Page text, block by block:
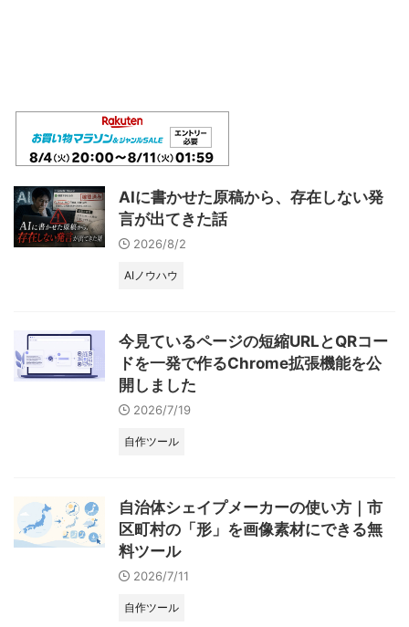
AIに書かせた原稿から、存在しない発
言が出てきた話
2026/8/2
AIノウハウ
今見ているページの短縮URLとQRコー
ドを一発で作るChrome拡張機能を公
開しました
2026/7/19
自作ツール
自治体シェイプメーカーの使い方｜市
区町村の「形」を画像素材にできる無
料ツール
2026/7/11
自作ツール